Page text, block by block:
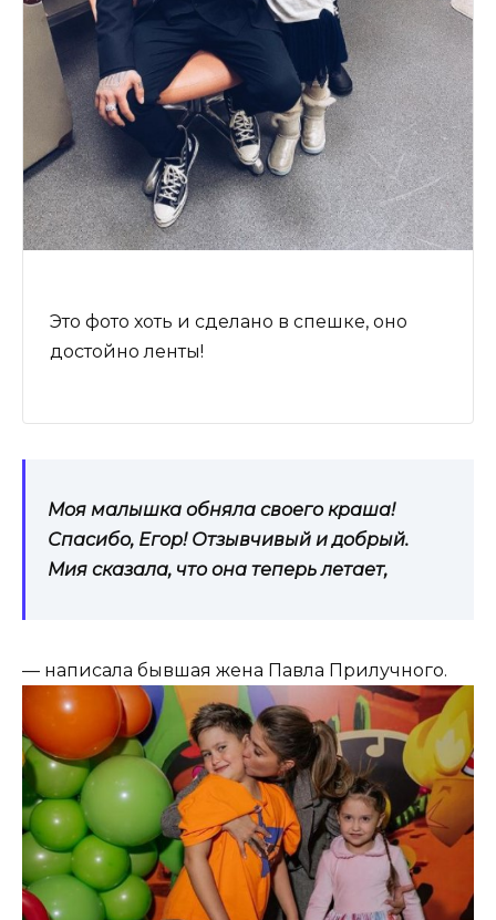
Это фото хоть и сделано в спешке, оно
достойно ленты!
Моя малышка обняла своего краша!
Спасибо, Егор! Отзывчивый и добрый.
Мия сказала, что она теперь летает,
— написала бывшая жена Павла Прилучного.